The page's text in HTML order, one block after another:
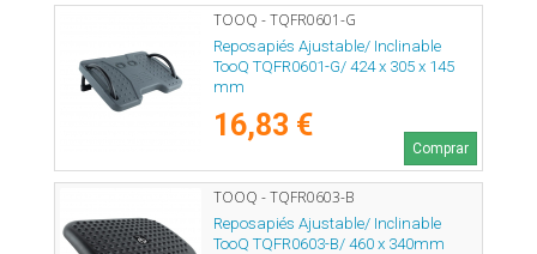
TOOQ - TQFR0601-G
Reposapiés Ajustable/ Inclinable
TooQ TQFR0601-G/ 424 x 305 x 145
mm
16,83 €
Comprar
TOOQ - TQFR0603-B
Reposapiés Ajustable/ Inclinable
TooQ TQFR0603-B/ 460 x 340mm